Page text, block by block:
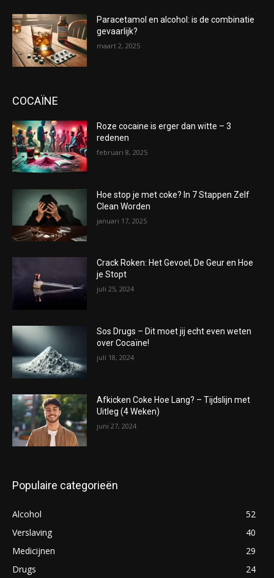
Paracetamol en alcohol: is de combinatie
gevaarlijk?
maart 2, 2025
COCAÏNE
Roze cocaine is erger dan witte – 3
redenen
februari 8, 2025
Hoe stop je met coke? In 7 Stappen Zelf
Clean Worden
januari 17, 2025
Crack Roken: Het Gevoel, De Geur en Hoe
je Stopt
juli 25, 2024
Sos Drugs – Dit moet jij echt even weten
over Cocaïne!
juli 18, 2024
Afkicken Coke Hoe Lang? – Tijdslijn met
Uitleg (4 Weken)
juni 27, 2024
Populaire categorieën
Alcohol
52
Verslaving
40
Medicijnen
29
Drugs
24